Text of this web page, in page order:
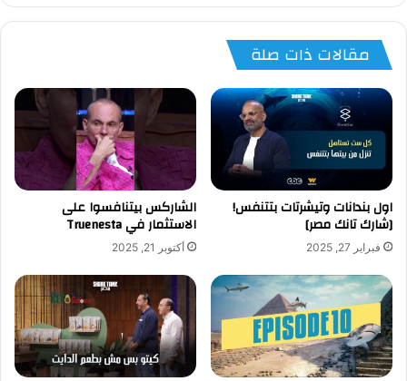
مقالات ذات صلة
اول بندانات وتيشرتات بتتنفس!
[شارك تانك مصر]
فبراير 27, 2025
الشاركس بيتنافسوا على
الاستثمار في Truenesta
أكتوبر 21, 2025